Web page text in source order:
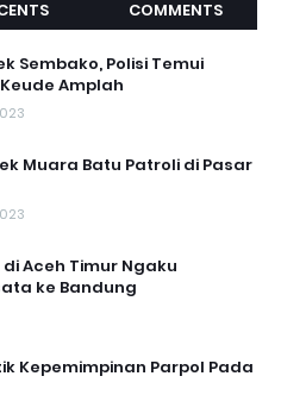
COMMENTS
Sembako, Polisi Temui
Amplah
Muara Batu Patroli di Pasar
Aceh Timur Ngaku
ke Bandung
Kepemimpinan Parpol Pada